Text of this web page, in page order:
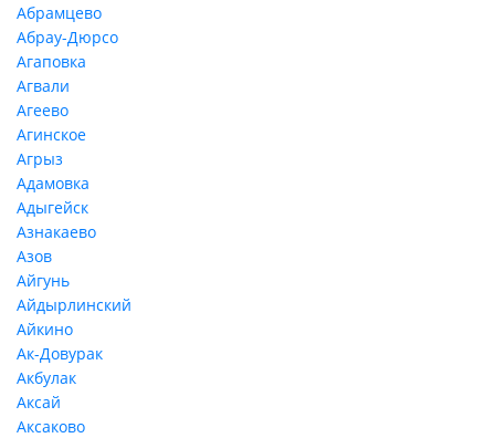
Абрамцево
Абрау-Дюрсо
Агаповка
Агвали
Агеево
Агинское
Агрыз
Адамовка
Адыгейск
Азнакаево
Азов
Айгунь
Айдырлинский
Айкино
Ак-Довурак
Акбулак
Аксай
Аксаково